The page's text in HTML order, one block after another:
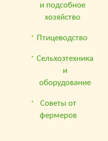
и подсобное
хозяйство
Птицеводство
Сельхозтехника
и
оборудование
Советы от
фермеров